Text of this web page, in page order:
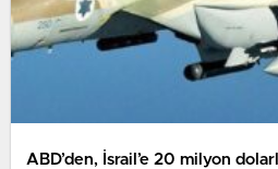
ABD’den, İsrail’e 20 milyon